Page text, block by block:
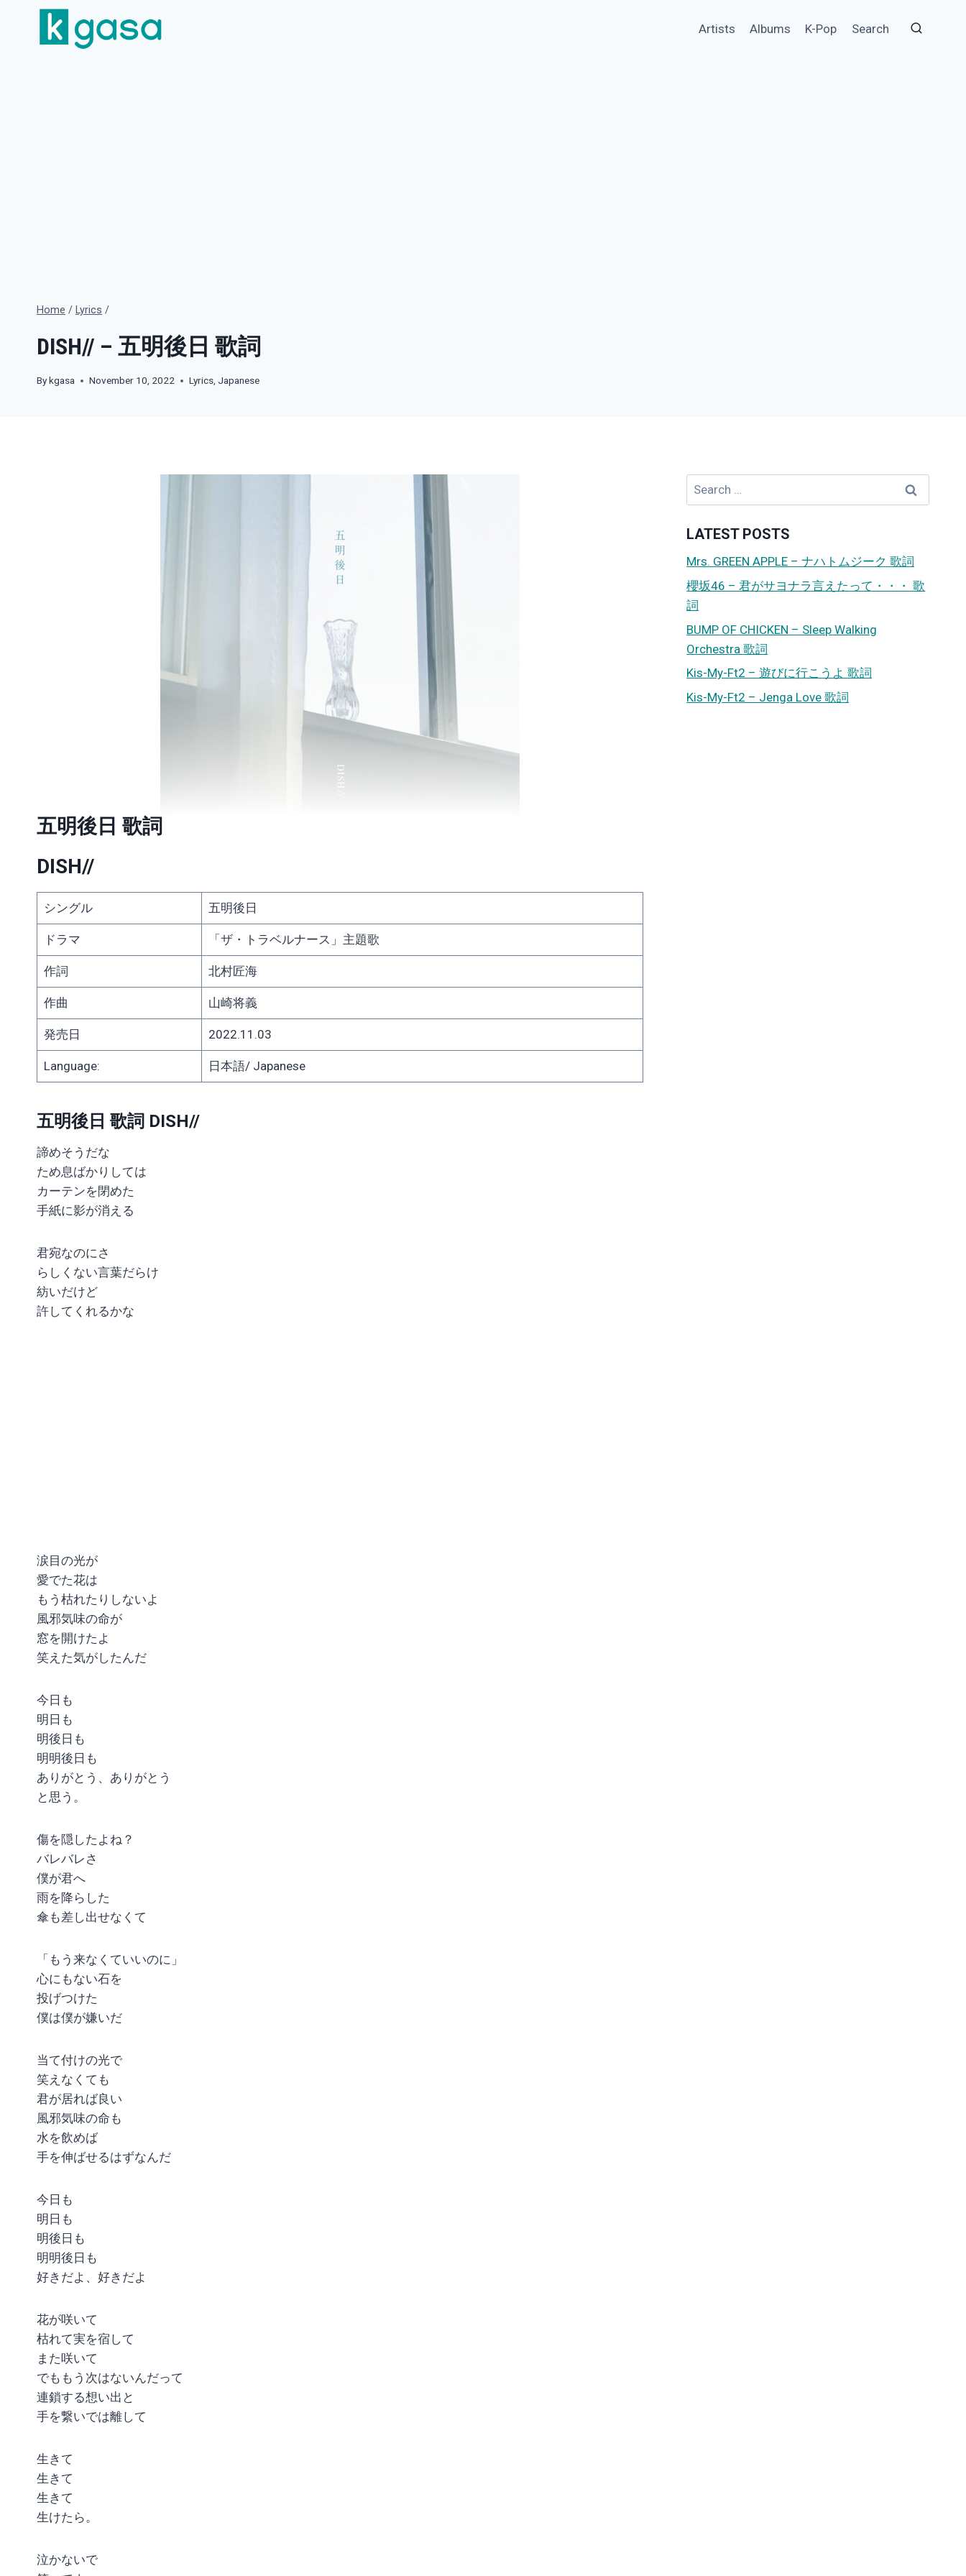
content
Artists Albums K-Pop Search
Home / Lyrics /
DISH// – 五明後日 歌詞
Bykgasa November 10, 2022 Lyrics, Japanese
五明後日 歌詞
DISH//
シングル 五明後日
ドラマ 「ザ・トラベルナース」主題歌
作詞 北村匠海
作曲 山崎将義
発売日 2022.11.03
Language: 日本語/ Japanese
五明後日 歌詞 DISH//
諦めそうだな
ため息ばかりしては
カーテンを閉めた
手紙に影が消える
君宛なのにさ
らしくない言葉だらけ
紡いだけど
許してくれるかな
涙目の光が
愛でた花は
もう枯れたりしないよ
風邪気味の命が
窓を開けたよ
笑えた気がしたんだ
今日も
明日も
明後日も
明明後日も
ありがとう、ありがとう
と思う。
傷を隠したよね？
バレバレさ
僕が君へ
雨を降らした
傘も差し出せなくて
「もう来なくていいのに」
心にもない石を
投げつけた
僕は僕が嫌いだ
当て付けの光で
笑えなくても
君が居れば良い
風邪気味の命も
水を飲めば
手を伸ばせるはずなんだ
今日も
明日も
明後日も
明明後日も
好きだよ、好きだよ
花が咲いて
枯れて実を宿して
また咲いて
でももう次はないんだって
連鎖する想い出と
手を繋いでは離して
生きて
生きて
生きて
生けたら。
泣かないで
Search
for:
LATEST POSTS
Mrs. GREEN APPLE – ナハトムジーク 歌詞
櫻坂46 – 君がサヨナラ言えたって・・・ 歌
詞
BUMP OF CHICKEN – Sleep Walking
Orchestra 歌詞
Kis-My-Ft2 – 遊びに行こうよ 歌詞
Kis-My-Ft2 – Jenga Love 歌詞